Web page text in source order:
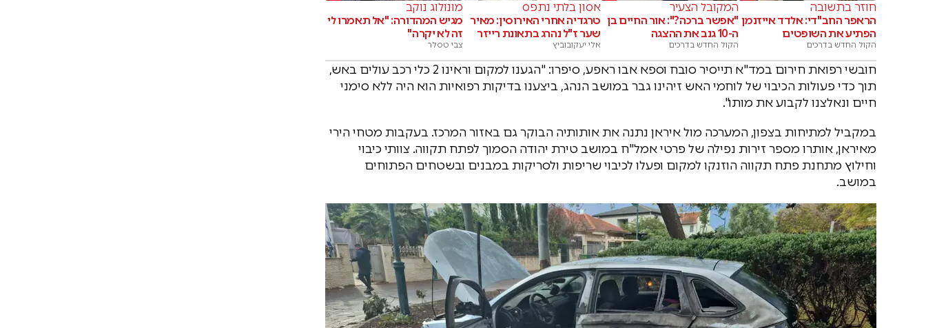
חוזר בתשובה
הראפר החב"די: אלדד אייזנמן
הפתיע את השופטים
הקול החדש בדרכים
המקובל הצעיר
"אפשר ברכה?": אור החיים בן
ה-10 גנב את ההצגה
הקול החדש בדרכים
אסון בלתי נתפס
טרגדיה אחרי האירוסין: מאיר
שער ז"ל נהרג בתאונת רייזר
אלי יעקובוביץ
מונולוג נוקב
מגיש המהדורה: "אל תאמרו לי
זה לא יקרה"
צבי טסלר
חובשי רפואת חירום במד"א תייסיר סובח וספא אבו ראפע, סיפרו: "הגענו למקום וראינו 2 כלי רכב עולים באש,
תוך כדי פעולות הכיבוי של לוחמי האש זיהינו גבר במושב הנהג, ביצענו בדיקות רפואיות הוא היה ללא סימני
חיים ונאלצנו לקבוע את מותו".
במקביל למתיחות בצפון, המערכה מול איראן נתנה את אותותיה הבוקר גם באזור המרכז. בעקבות מטחי הירי
מאיראן, אותרו מספר זירות נפילה של פרטי אמל"ח במושב טירת יהודה הסמוך לפתח תקווה. צוותי כיבוי
וחילוץ מתחנת פתח תקווה הוזנקו למקום ופעלו לכיבוי שריפות ולסריקות במבנים ובשטחים הפתוחים
במושב.